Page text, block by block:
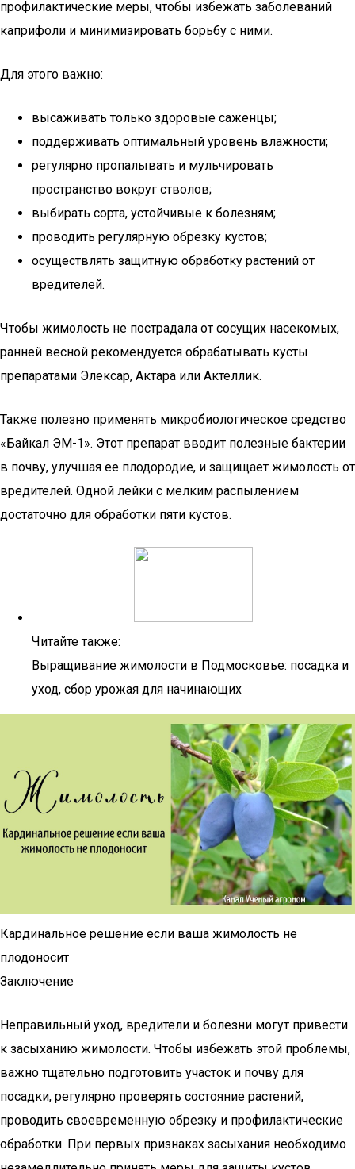
профилактические меры, чтобы избежать заболеваний
каприфоли и минимизировать борьбу с ними.
Для этого важно:
высаживать только здоровые саженцы;
поддерживать оптимальный уровень влажности;
регулярно пропалывать и мульчировать
пространство вокруг стволов;
выбирать сорта, устойчивые к болезням;
проводить регулярную обрезку кустов;
осуществлять защитную обработку растений от
вредителей.
Чтобы жимолость не пострадала от сосущих насекомых,
ранней весной рекомендуется обрабатывать кусты
препаратами Элексар, Актара или Актеллик.
Также полезно применять микробиологическое средство
«Байкал ЭМ-1». Этот препарат вводит полезные бактерии
в почву, улучшая ее плодородие, и защищает жимолость от
вредителей. Одной лейки с мелким распылением
достаточно для обработки пяти кустов.
Читайте также:
Выращивание жимолости в Подмосковье: посадка и
уход, сбор урожая для начинающих
Кардинальное решение если ваша жимолость не
плодоносит
Заключение
Неправильный уход, вредители и болезни могут привести
к засыханию жимолости. Чтобы избежать этой проблемы,
важно тщательно подготовить участок и почву для
посадки, регулярно проверять состояние растений,
проводить своевременную обрезку и профилактические
обработки. При первых признаках засыхания необходимо